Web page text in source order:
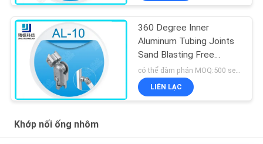
360 Degree Inner
Aluminum Tubing Joints
Sand Blasting Free
Rotation AL-10
có thể đàm phán MOQ:500 sets
LIÊN LẠC
Khớp nối ống nhôm